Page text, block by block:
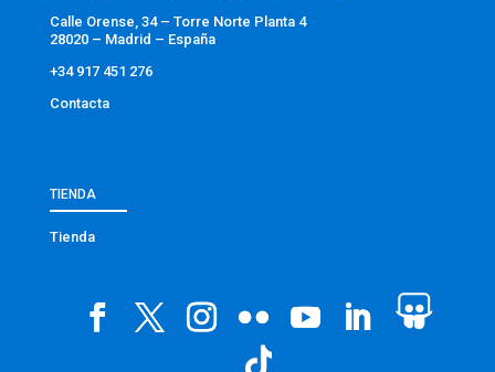
Calle Orense, 34 – Torre Norte Planta 4
28020 – Madrid – España
+34 917 451 276
Contacta
TIENDA
Tienda